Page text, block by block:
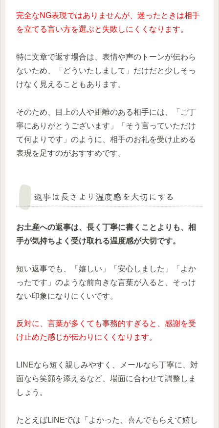
完全なNG表現ではありませんが、迷ったときは相手
を立てる言い方を選ぶと失敗しにくくなります。
特に文章で返す場合は、表情や声のトーンが伝わら
ないため、「どういたしまして」だけだと少しそっ
けなく見えることもあります。
そのため、目上の人や距離のある相手には、「ご丁
寧にありがとうございます」「そう言っていただけ
て何よりです」のように、相手のお礼を受け止める
表現を足すのがおすすめです。
返事は長さより温度感を大切にする
お土産への返事は、長く丁寧に書くことよりも、相
手が気持ちよく受け取れる温度感が大切です。
短い返事でも、「嬉しい」「安心しました」「よか
ったです」のような前向きな言葉が入ると、そっけ
ない印象になりにくいです。
反対に、言葉が多くても事務的すぎると、感謝を受
け止めた感じが伝わりにくくなります。
LINEなら短く親しみやすく、メールなら丁寧に、対
面なら笑顔を添えるなど、場面に合わせて調整しま
しょう。
たとえばLINEでは「よかった、喜んでもらえて嬉し